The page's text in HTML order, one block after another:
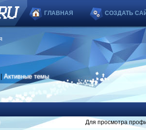
ГЛАВНАЯ СОЗДАТЬ
|Активные темы
Для просмотра